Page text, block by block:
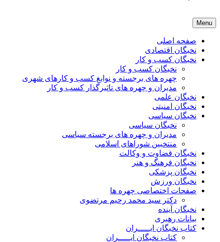
نخبگان تایمز/ کتاب نخبگان + پورتال رسمی کتاب نخبگان ایران –
ورزش ایران – کتاب نخبگان کسب و کار ایران – کتاب نخبگان ایران
Menu
صفحه اصلی
نخبگان اقتصادی
نخبگان کسب و کار
نخبگان کسب و کار
چهره های برجسته و نوابغ کسب و کارهای شهری
مدیران و چهره های تاثیرگذار کسب و کار
نخبگان علمی
نخبگان امنیتی
نخبگان سیاسی
نخبگان سیاسی
مدیران و چهره های برجسته سیاسی
منتخبین شوراهای اسلامی
نخبگان قضاوت و وکالت
نخبگان فرهنگ و هنر
نخبگان پزشکی
نخبگان ورزش
صفحات اختصاصی چهره ها
دکتر سید محمد رحیم مرتضوی
نخبگان آینده
بیانات رهبری
کتاب نخبگان ایـــــران
کتاب نخبگان ایـــــران